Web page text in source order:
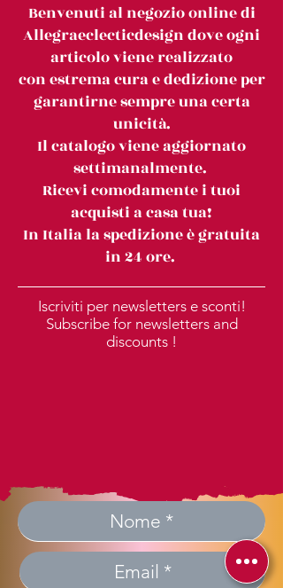
Benvenuti al negozio online di
Allegraeclecticdesign dove ogni
articolo viene realizzato
con estrema cura e dedizione per
garantirne sempre una certa
unicità.
Il catalogo viene aggiornato
settimanalmente.
Ricevi comodamente i tuoi
acquisti a casa tua!
In Italia la spedizione è gratuita
in 24 ore.
Iscriviti per newsletters e sconti!
Subscribe for newsletters and
discounts !